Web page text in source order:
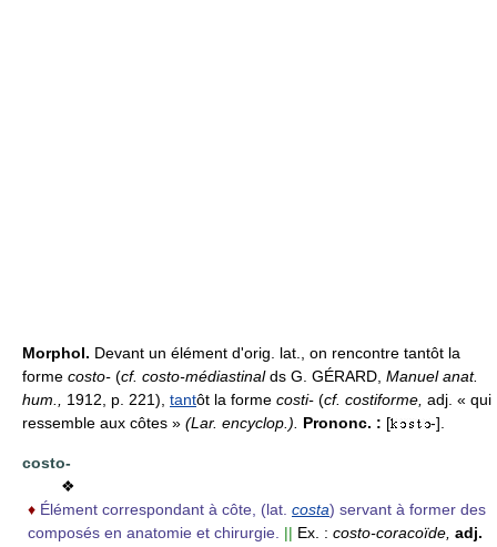
Morphol. Devant un élément d'orig. lat., on rencontre tantôt la
forme costo- (cf. costo-médiastinalds G. GÉRARD, Manuel anat.
hum.,
1912, p. 221), tantôt la forme costi- (cf. costiforme, adj. « qui
ressemble aux côtes » (Lar. encyclop.). Prononc. : [ -].
costo-
❖
♦ Élément correspondant à côte, (lat. costa) servant à former des
composés en anatomie et chirurgie. || Ex. : costo-coracoïde, adj.